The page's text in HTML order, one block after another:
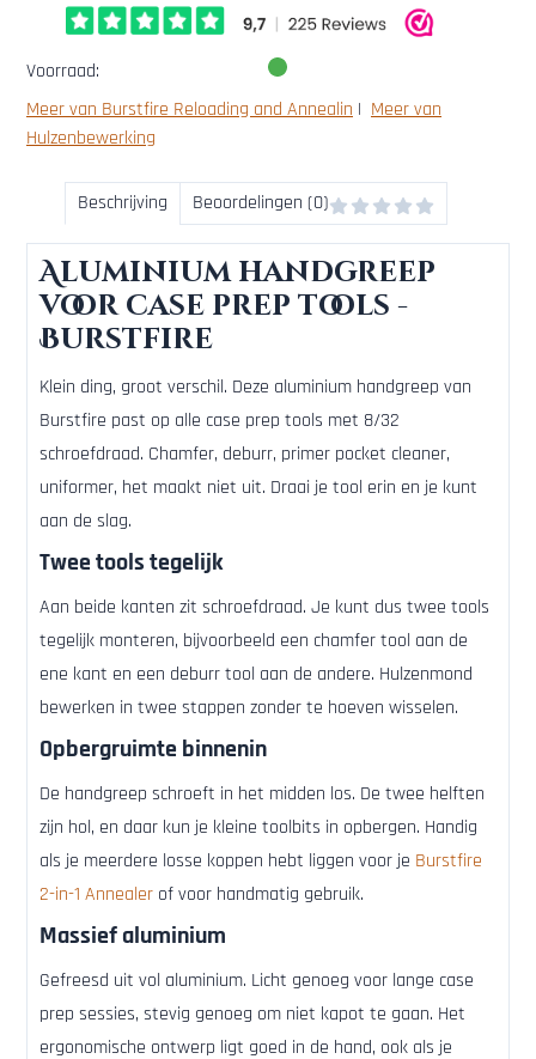
Voorraad:
Meer van Burstfire Reloading and Annealin | Meer van
Hulzenbewerking
Beschrijving Beoordelingen (0)
Aluminium handgreep
voor case prep tools -
Burstfire
Klein ding, groot verschil. Deze aluminium handgreep van
Burstfire past op alle case prep tools met 8/32
schroefdraad. Chamfer, deburr, primer pocket cleaner,
uniformer, het maakt niet uit. Draai je tool erin en je kunt
aan de slag.
Twee tools tegelijk
Aan beide kanten zit schroefdraad. Je kunt dus twee tools
tegelijk monteren, bijvoorbeeld een chamfer tool aan de
ene kant en een deburr tool aan de andere. Hulzenmond
bewerken in twee stappen zonder te hoeven wisselen.
Opbergruimte binnenin
De handgreep schroeft in het midden los. De twee helften
zijn hol, en daar kun je kleine toolbits in opbergen. Handig
als je meerdere losse koppen hebt liggen voor je Burstfire
2-in-1 Annealer of voor handmatig gebruik.
Massief aluminium
Gefreesd uit vol aluminium. Licht genoeg voor lange case
prep sessies, stevig genoeg om niet kapot te gaan. Het
ergonomische ontwerp ligt goed in de hand, ook als je